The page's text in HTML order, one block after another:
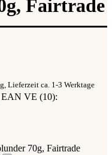
Fairtrade
Lieferzeit ca. 1-3 Werktage
EAN VE (10):
70g, Fairtrade